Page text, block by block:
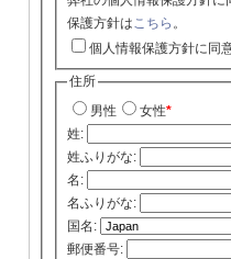
保護方針は こちら 。
個人情報保護方針に同
住所
男性
女性*
姓:
姓ふりがな:
名:
名ふりがな:
国名:
郵便番号: